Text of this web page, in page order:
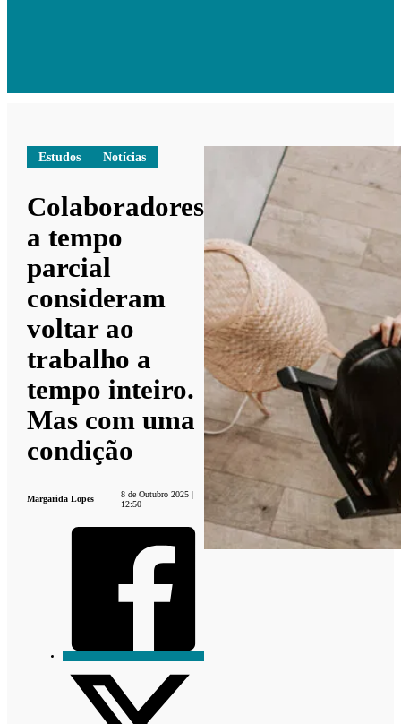
Estudos Notícias
Colaboradores
a tempo
parcial
consideram
voltar ao
trabalho a
tempo inteiro.
Mas com uma
condição
Margarida Lopes
8 de Outubro 2025 |
12:50